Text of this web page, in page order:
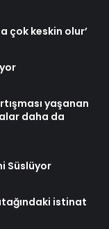
çok keskin olur’
yaşanan
daha da
Süslüyor
istinat